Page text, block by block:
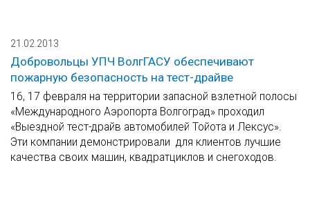
21.02.2013
Добровольцы УПЧ ВолгГАСУ обеспечивают
пожарную безопасность на тест-драйве
16, 17 февраля на территории запасной взлетной полосы
«Международного Аэропорта Волгоград» проходил
«Выездной тест-драйв автомобилей Тойота и Лексус».
Эти компании демонстрировали для клиентов лучшие
качества своих машин, квадратциклов и снегоходов.